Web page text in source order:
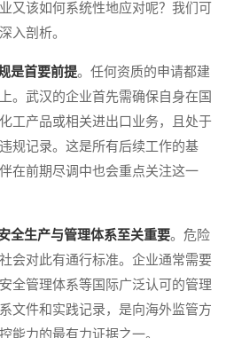
又该如何系统性地应对呢？我们可
入剖析。
是首要前提。任何资质的申请都建
。武汉的企业首先需确保自身在国
工产品或相关进出口业务，且处于
规记录。这是所有后续工作的基
在前期尽调中也会重点关注这一
全生产与管理体系至关重要。危险
会对此有通行标准。企业通常需要
全管理体系等国际广泛认可的管理
文件和实践记录，是向海外监管方
能力的最有力证据之一。